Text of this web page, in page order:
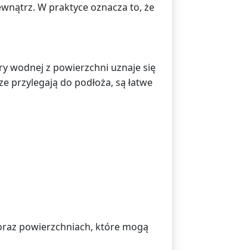
W praktyce oznacza to, że
wodnej z powierzchni uznaje się
przylegają do podłoża, są łatwe
powierzchniach, które mogą